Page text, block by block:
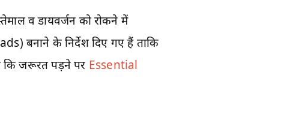
व डायवर्जन को रोकने में
बनाने के निर्देश दिए गए हैं ताकि
कि जरूरत पड़ने पर Essential